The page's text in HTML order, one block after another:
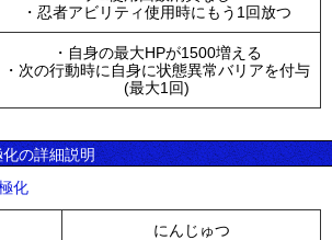
・忍者アビリティ使用時にもう1回放つ
・自身の最大HPが1500増える
・次の行動時に自身に状態異常バリアを付与
(最大1回)
の詳細説明
化
にんじゅつ